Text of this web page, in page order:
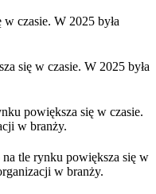
w czasie. W 2025 była
się w czasie. W 2025 była
powiększa się w czasie.
w branży.
na tle rynku powiększa się w
w branży.